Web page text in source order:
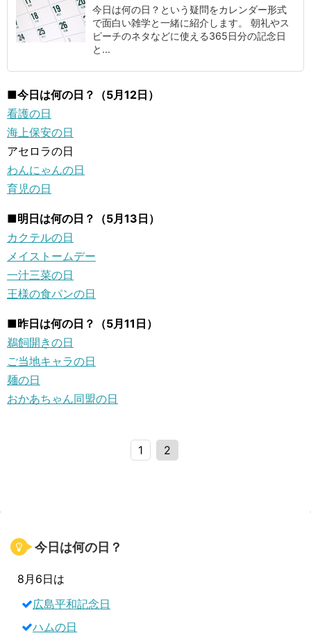
今日は何の日？という疑問をカレンダー形式
で面白い雑学と一緒に紹介します。 朝礼やス
ピーチのネタなどに使える365日分の記念日
と...
■今日は何の日？（5月12日）
看護の日
海上保安の日
アセロラの日
わんにゃんの日
育児の日
■明日は何の日？（5月13日）
カクテルの日
メイストームデー
一汁三菜の日
王様の食パンの日
■昨日は何の日？（5月11日）
鵜飼開きの日
ご当地キャラの日
麺の日
おかあちゃん同盟の日
1 2
今日は何の日？
8月6日は
広島平和記念日
ハムの日